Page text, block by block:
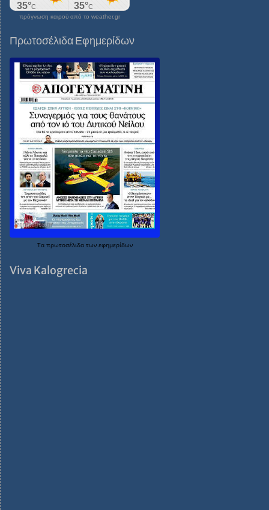
πρόγνωση καιρού από το weather.gr
Πρωτοσέλιδα Εφημερίδων
Τα πρωτοσέλιδα των εφημερίδων
Viva Kalogrecia